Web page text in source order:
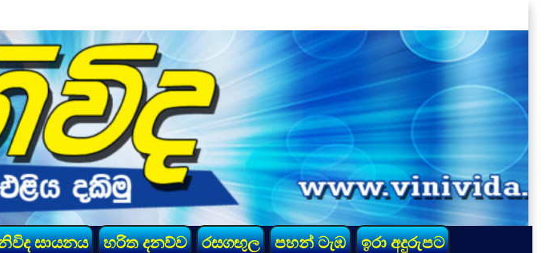
සායනය හරිත දනව්ව රසගඟුල පහන් ටැඹ
ඉරා අදුරුපට